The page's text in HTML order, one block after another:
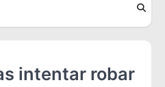
intentar robar